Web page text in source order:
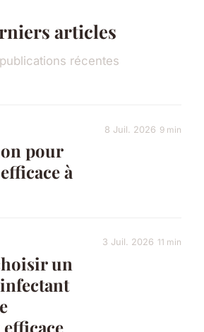
articles
récentes
pour
à
8 Juil. 2026 9 min
un
3 Juil. 2026 11 min